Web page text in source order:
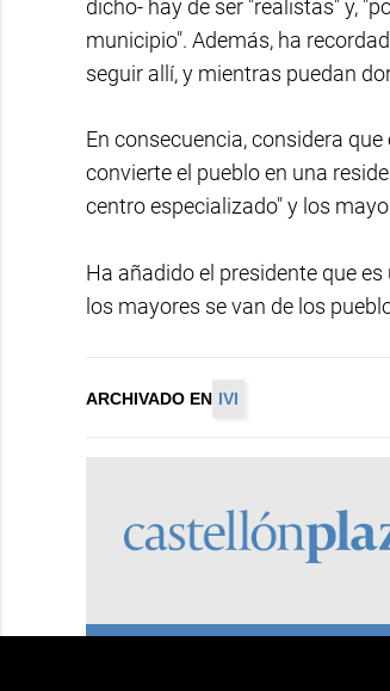
dicho- hay de ser "realistas" y,
municipio". Además, ha
seguir allí, y mientras puedan
En consecuencia, considera
convierte el pueblo en una
centro especializado" y los
Ha añadido el presidente que
los mayores se van de los
ARCHIVADO EN IVI